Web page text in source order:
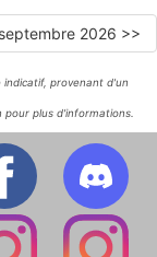
septembre 2026 >>
provenant d'un
pour plus d'informations.